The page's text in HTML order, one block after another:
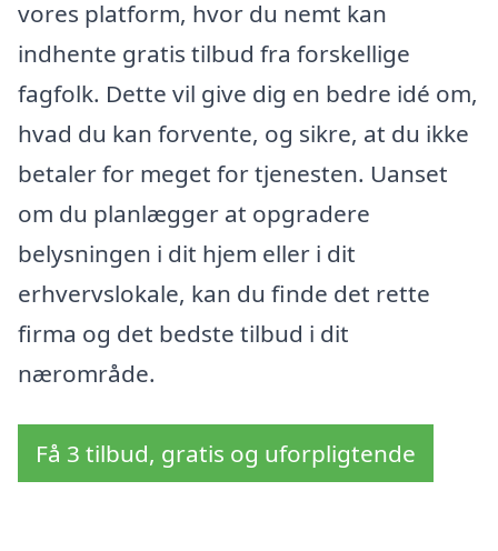
vores platform, hvor du nemt kan
indhente gratis tilbud fra forskellige
fagfolk. Dette vil give dig en bedre idé om,
hvad du kan forvente, og sikre, at du ikke
betaler for meget for tjenesten. Uanset
om du planlægger at opgradere
belysningen i dit hjem eller i dit
erhvervslokale, kan du finde det rette
firma og det bedste tilbud i dit
nærområde.
Få 3 tilbud, gratis og uforpligtende